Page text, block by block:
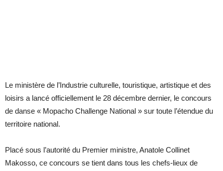
Le ministère de l’Industrie culturelle, touristique, artistique et des
loisirs a lancé officiellement le 28 décembre dernier, le concours
de danse « Mopacho Challenge National » sur toute l’étendue du
territoire national.
Placé sous l’autorité du Premier ministre, Anatole Collinet
Makosso, ce concours se tient dans tous les chefs-lieux de